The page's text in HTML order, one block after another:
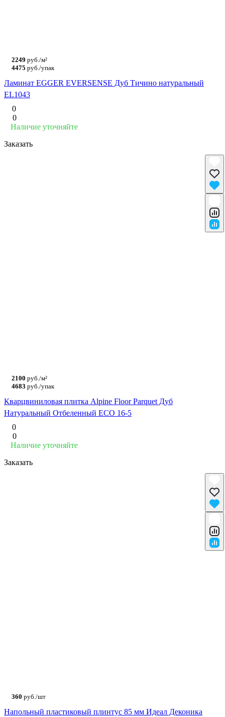
2249 руб./м²
4475 руб./упак
Ламинат EGGER EVERSENSE Дуб Тичино натуральный
EL1043
0
0
Наличие уточняйте
Заказать
2100 руб./м²
4683 руб./упак
Кварцвиниловая плитка Alpine Floor Parquet Дуб
Натуральный Отбеленный ECO 16-5
0
0
Наличие уточняйте
Заказать
360 руб./шт
Напольный пластиковый плинтус 85 мм Идеал Деконика